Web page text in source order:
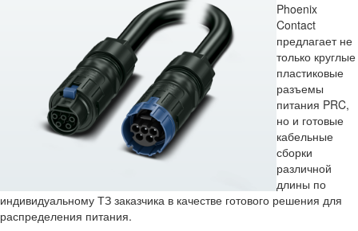
Phoenix
Contact
предлагает не
только круглые
пластиковые
разъемы
питания PRC,
но и готовые
кабельные
сборки
различной
длины по
индивидуальному ТЗ заказчика в качестве готового решения для
распределения питания.